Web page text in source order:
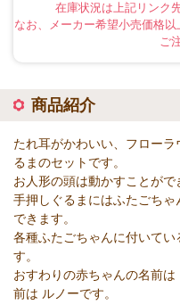
在庫状況は上記リンク
なお、メーカー希望小売価格以
ご
商品紹介
たれ耳がかわいい、フロー
るまのセットです。
お人形の頭は動かすことがで
手押しぐるまにはふたごち
できます。
各種ふたごちゃんに付いて
す。
おすわりの赤ちゃんの名前
前は ルノーです。